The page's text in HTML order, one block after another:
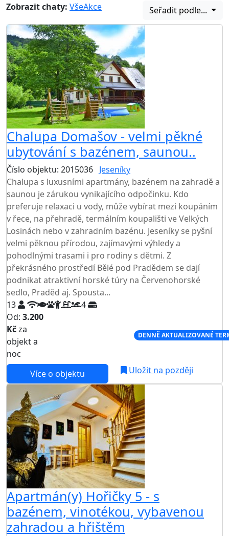
Zobrazit chaty: VšeAkce Seřadit podle...
Chalupa Domašov - velmi pěkné
ubytování s bazénem, saunou..
Číslo objektu: 2015036 Jeseníky
Chalupa s luxusními apartmány, bazénem na zahradě a
saunou je zárukou vynikajícího odpočinku. Kdo
preferuje relaxaci u vody, může vybírat mezi koupáním
v řece, na přehradě, termálním koupališti ve Velkých
Losinách nebo v zahradním bazénu. Jeseníky se pyšní
velmi pěknou přírodou, zajímavými výhledy a
pohodlnými trasami i pro rodiny s dětmi. Z
překrásného prostředí Bělé pod Pradědem se dají
podnikat atraktivní horské túry na Červenohorské
sedlo, Praděd aj. Spousta...
13
4
Od: 3.200
Kčza
objekt a
noc
DENNĚ AKTUALIZOVANÉ
Více o objektu Uložit na později
Apartmán(y) Hořičky 5 - s
bazénem, vinotékou, vybavenou
zahradou a hřištěm